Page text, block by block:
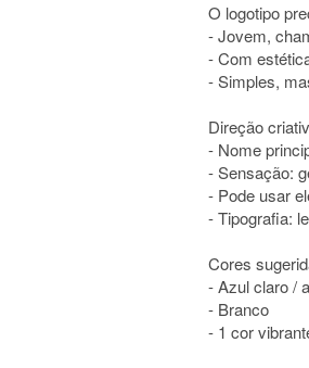
O logotipo
- Jovem,
- Com
- Simples,
Direção
- Nome
- Sensação:
- Pode usar
- Tipografia:
Cores
- Azul claro /
- Branco
- 1 cor